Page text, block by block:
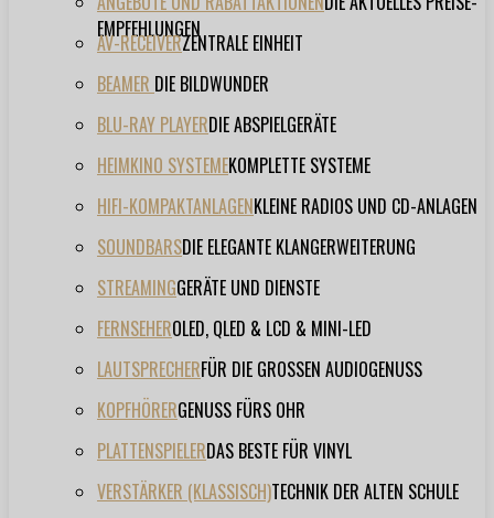
EMPFEHLUNGEN
AV-RECEIVERZENTRALE EINHEIT
BEAMER DIE BILDWUNDER
BLU-RAY PLAYERDIE ABSPIELGERÄTE
HEIMKINO SYSTEMEKOMPLETTE SYSTEME
HIFI-KOMPAKTANLAGENKLEINE RADIOS UND CD-ANLAGEN
SOUNDBARSDIE ELEGANTE KLANGERWEITERUNG
STREAMINGGERÄTE UND DIENSTE
FERNSEHEROLED, QLED & LCD & MINI-LED
LAUTSPRECHERFÜR DIE GROSSEN AUDIOGENUSS
KOPFHÖRERGENUSS FÜRS OHR
PLATTENSPIELERDAS BESTE FÜR VINYL
VERSTÄRKER (KLASSISCH)TECHNIK DER ALTEN SCHULE